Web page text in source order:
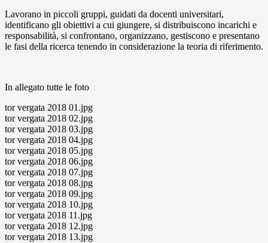
Lavorano in piccoli gruppi, guidati da docenti universitari,
identificano gli obiettivi a cui giungere, si distribuiscono incarichi e
responsabilità, si confrontano, organizzano, gestiscono e presentano
le fasi della ricerca tenendo in considerazione la teoria di riferimento.
In allegato tutte le foto
tor vergata 2018 01.jpg
tor vergata 2018 02.jpg
tor vergata 2018 03.jpg
tor vergata 2018 04.jpg
tor vergata 2018 05.jpg
tor vergata 2018 06.jpg
tor vergata 2018 07.jpg
tor vergata 2018 08.jpg
tor vergata 2018 09.jpg
tor vergata 2018 10.jpg
tor vergata 2018 11.jpg
tor vergata 2018 12.jpg
tor vergata 2018 13.jpg